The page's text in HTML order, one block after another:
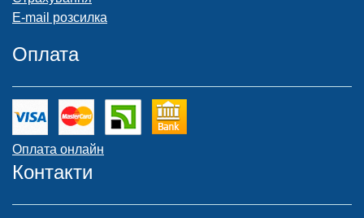
E-mail розсилка
Оплата
Оплата онлайн
Контакти